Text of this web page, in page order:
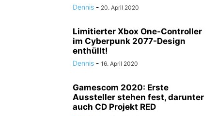
Dennis - 20. April 2020
Limitierter Xbox One-Controller
im Cyberpunk 2077-Design
enthüllt!
Dennis - 16. April 2020
Gamescom 2020: Erste
Aussteller stehen fest, darunter
auch CD Projekt RED